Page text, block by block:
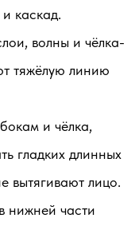
каскад.
волны и чёлка-
тяжёлую линию
и чёлка,
гладких длинных
вытягивают лицо.
нижней части